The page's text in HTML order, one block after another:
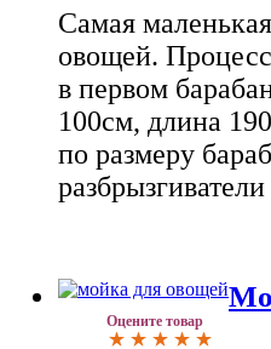
Самая
овощей.
в первом
100см, длина
по размеру
Оцените товар